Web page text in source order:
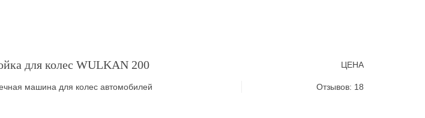
для колес WULKAN 200 ЦЕНА
машина для колес автомобилей Отзывов: 18